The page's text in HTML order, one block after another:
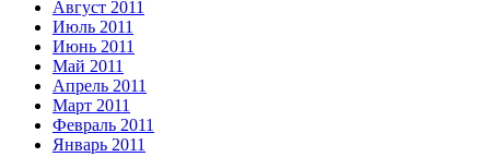
Август 2011
Июль 2011
Июнь 2011
Май 2011
Апрель 2011
Март 2011
Февраль 2011
Январь 2011